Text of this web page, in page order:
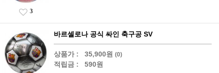
3
바르셀로나 공식 싸인 축구공 SV
상품가 : 35,900원 (0)
적립금 : 590원